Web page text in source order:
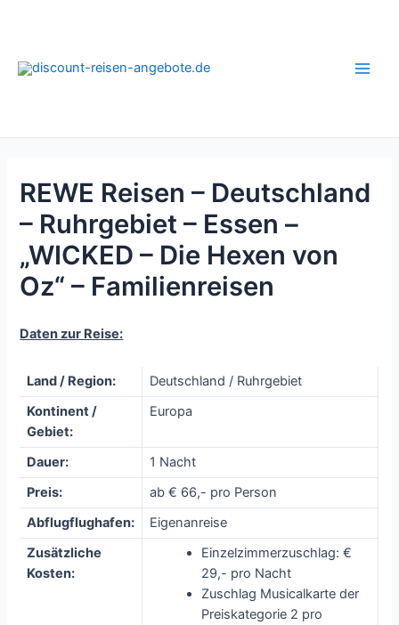
REWE Reisen – Deutschland
– Ruhrgebiet – Essen –
„WICKED – Die Hexen von
Oz“ – Familienreisen
Daten zur Reise:
Land / Region:
Deutschland / Ruhrgebiet
Kontinent /
Gebiet:
Europa
Dauer:
1 Nacht
Preis:
ab € 66,- pro Person
Abflugflughafen:
Eigenanreise
Zusätzliche
Kosten:
Einzelzimmerzuschlag: €
29,- pro Nacht
Zuschlag Musicalkarte der
Preiskategorie 2 pro